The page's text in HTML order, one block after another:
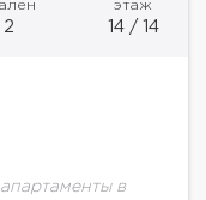
2
этаж
14 / 14
в